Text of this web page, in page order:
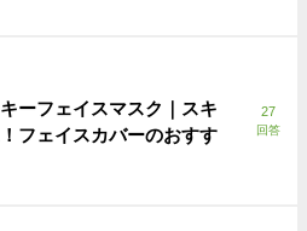
ーフェイスマスク｜スキ
フェイスカバーのおすす
27
回答